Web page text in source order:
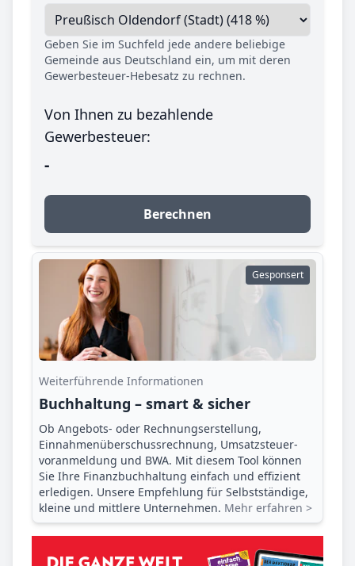
Geben Sie im Suchfeld jede andere beliebige
Gemeinde aus Deutschland ein, um mit deren
Gewerbesteuer-Hebesatz zu rechnen.
Von Ihnen zu bezahlende
Gewerbesteuer:
-
Berechnen
Gesponsert
Weiterführende Informationen
Buchhaltung – smart & sicher
Ob Angebots- oder Rechnungserstellung,
Einnahmenüberschuss­rechnung, Umsatzsteuer­
voranmeldung und BWA. Mit diesem Tool können
Sie Ihre Finanz­buchhaltung einfach und effizient
erledigen. Unsere Empfehlung für Selbstständige,
kleine und mittlere Unternehmen. Mehr erfahren >